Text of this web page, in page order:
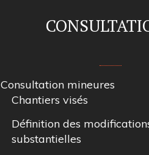
Consultation mineures
Chantiers visés
Définition des
substantielles